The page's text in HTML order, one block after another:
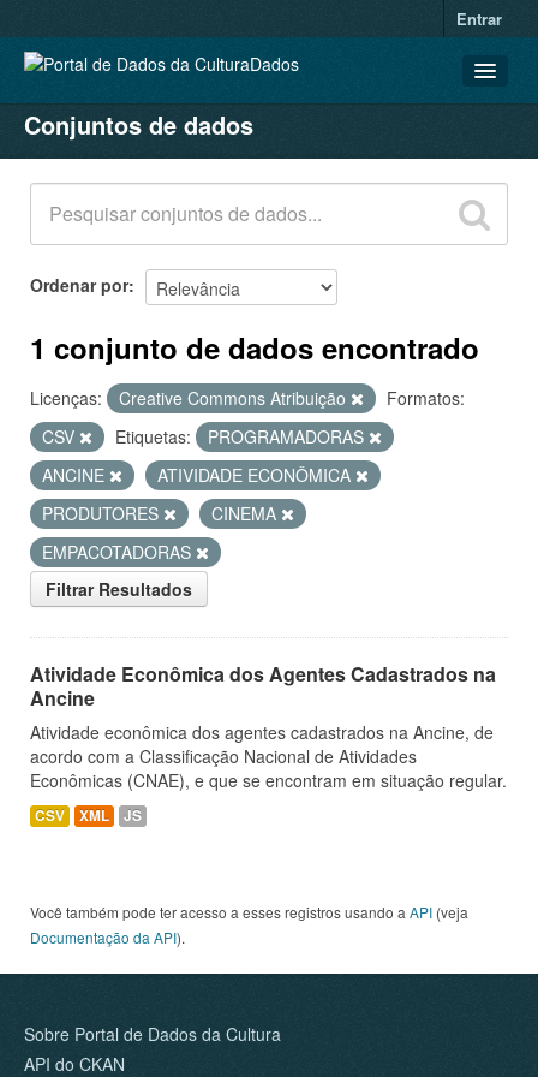
Entrar
CONJUNTOS DE DADOS
ORGANIZAÇÕES
GRUPOS
SOBRE
Conjuntos de dados
Ordenar por
1 conjunto de dados encontrado
Licenças: Creative Commons Atribuição
Formatos:
CSV
Etiquetas:
PROGRAMADORAS
ANCINE
ATIVIDADE ECONÔMICA
PRODUTORES
CINEMA
EMPACOTADORAS
Filtrar Resultados
Atividade Econômica dos Agentes Cadastrados na
Ancine
Atividade econômica dos agentes cadastrados na Ancine, de
acordo com a Classificação Nacional de Atividades
Econômicas (CNAE), e que se encontram em situação regular.
CSV XML JS
Você também pode ter acesso a esses registros usando a API (veja
Documentação da API).
Sobre Portal de Dados da Cultura
API do CKAN